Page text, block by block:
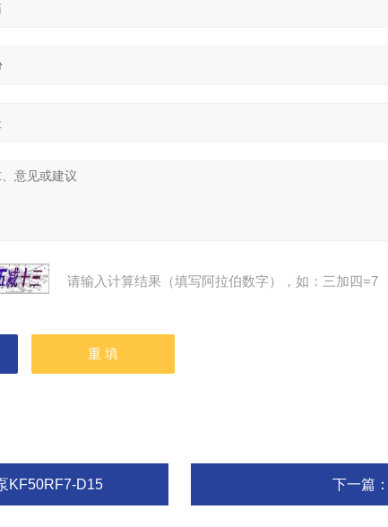
请输入计算结果（填写阿拉伯数字），如：三加四=7
KF50RF7-D15 下一篇：